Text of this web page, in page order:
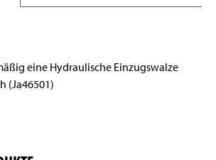
eine Hydraulische Einzugswalze
(Ja46501)